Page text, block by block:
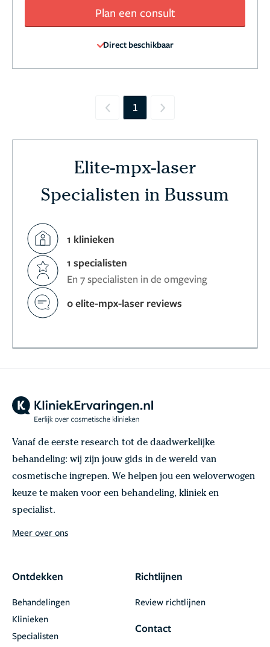
Plan een consult
Direct beschikbaar
Previous
1 Next
Elite-mpx-laser
Specialisten in Bussum
1 klinieken
1 specialisten
En 7 specialisten in de omgeving
0 elite-mpx-laser reviews
Vanaf de eerste research tot de daadwerkelijke
behandeling: wij zijn jouw gids in de wereld van
cosmetische ingrepen. We helpen jou een weloverwogen
keuze te maken voor een behandeling, kliniek en
specialist.
Meer over ons
Ontdekken
Behandelingen
Klinieken
Specialisten
Richtlijnen
Review richtlijnen
Contact